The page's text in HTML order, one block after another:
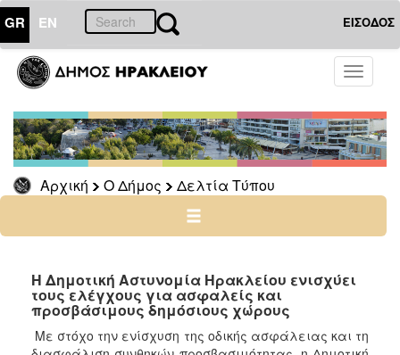
GR EN ΕΙΣΟΔΟΣ
Toggle
Αρχική Ο Δήμος Δελτία Τύπου
ΔΗΜΟΣ
Δελτία
Τύπου
Αρχείο
ΠΟΛΙΤΙΣΜΟΣ
Η Δημοτική Αστυνομία Ηρακλείου ενισχύει
τους ελέγχους για ασφαλείς και
προσβάσιμους δημόσιους χώρους
Με στόχο την ενίσχυση της οδικής ασφάλειας και τη